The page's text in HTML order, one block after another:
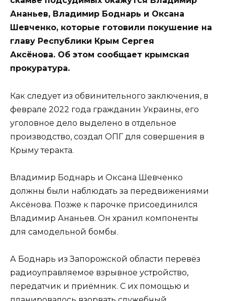
Ананьев, Владимир Боднарь и Оксана
Шевченко, которые готовили покушение на
главу Республики Крым Сергея
Аксёнова. Об этом сообщает крымская
прокуратура.
Как следует из обвинительного заключения, в
феврале 2022 года гражданин Украины, его
уголовное дело выделено в отдельное
производство, создал ОПГ для совершения в
Крыму теракта.
Владимир Боднарь и Оксана Шевченко
должны были наблюдать за передвижениями
Аксёнова. Позже к парочке присоединился
Владимир Ананьев. Он хранил компоненты
для самодельной бомбы.
А Боднарь из Запорожской области перевёз
радиоуправляемое взрывное устройство,
передатчик и приёмник. С их помощью и